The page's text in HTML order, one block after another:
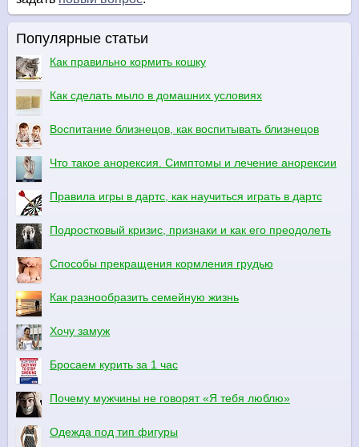
Популярные статьи
Как правильно кормить кошку
Как сделать мыло в домашних условиях
Воспитание близнецов, как воспитывать близнецов
Что такое анорексия. Симптомы и лечение анорексии
Правила игры в дартс, как научиться играть в дартс
Подростковый кризис, признаки и как его преодолеть
Способы прекращения кормления грудью
Как разнообразить семейную жизнь
Хочу замуж
Бросаем курить за 1 час
Почему мужчины не говорят «Я тебя люблю»
Одежда под тип фигуры